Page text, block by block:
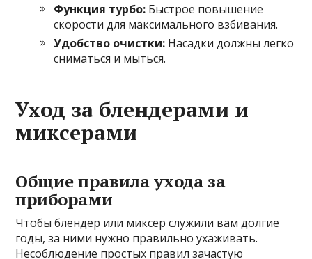
Функция турбо: Быстрое повышение
скорости для максимального взбивания.
Удобство очистки: Насадки должны легко
сниматься и мыться.
Уход за блендерами и
миксерами
Общие правила ухода за
приборами
Чтобы блендер или миксер служили вам долгие
годы, за ними нужно правильно ухаживать.
Несоблюдение простых правил зачастую